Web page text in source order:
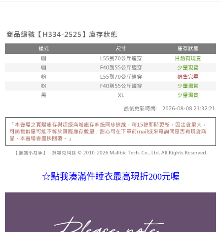
恩沛科技股份有限公司將有權停止該用戶之使用額度並採取法律行動。
☆點我湊滿件睡衣最高現折200元喔